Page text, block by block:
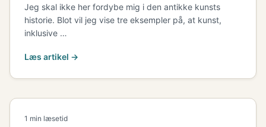
Jeg skal ikke her fordybe mig i den antikke kunsts
historie. Blot vil jeg vise tre eksempler på, at kunst,
inklusive …
Læs artikel →
1 min læsetid